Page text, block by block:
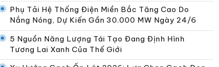
Phụ Tải Hệ Thống Điện Miền Bắc Tăng Cao Do
Nắng Nóng, Dự Kiến Gần 30.000 MW Ngày 24/6
5 Nguồn Năng Lượng Tái Tạo Đang Định Hình
Tương Lai Xanh Của Thế Giới